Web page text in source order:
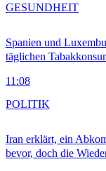
Spanien und
täglichen
11:08
GESUNDHEIT
Iran erklärt, ein
bevor, doch die
POLITIK